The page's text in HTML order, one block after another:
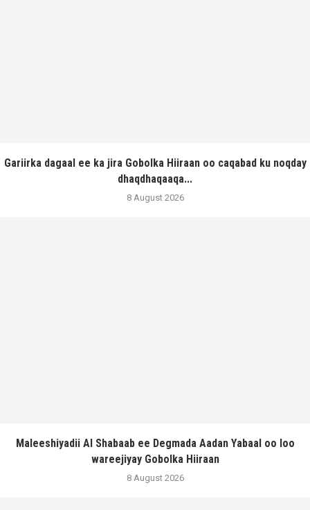
Gariirka dagaal ee ka jira Gobolka Hiiraan oo caqabad ku noqday
dhaqdhaqaaqa...
8 August 2026
Maleeshiyadii Al Shabaab ee Degmada Aadan Yabaal oo loo
wareejiyay Gobolka Hiiraan
8 August 2026